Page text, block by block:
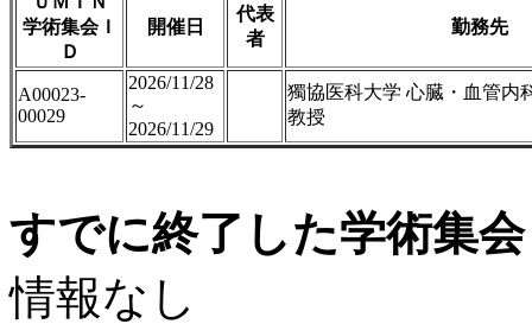
学術集会Ｉ
Ｄ
開催日
代表
者
勤務先
A00023-
00029
2026/11/28
～
2026/11/29
獨協医科大学 心臓・血管
教授
すでに終了した学術集
情報なし